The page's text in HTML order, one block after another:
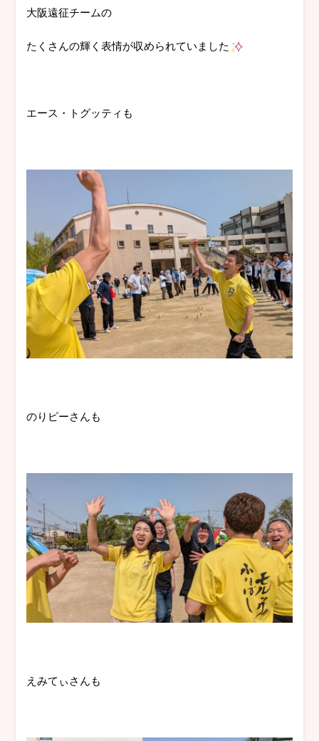
大阪遠征チームの
たくさんの輝く表情が収められていました
エース・トグッティも
のりピーさんも
えみてぃさんも